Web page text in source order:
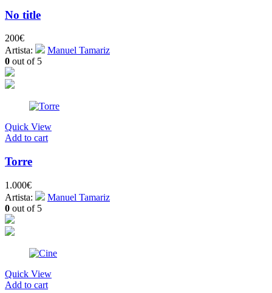
No title
200€
Artista:
Manuel Tamariz
0 out of 5
Quick View
Add to cart
Torre
1.000€
Artista:
Manuel Tamariz
0 out of 5
Quick View
Add to cart